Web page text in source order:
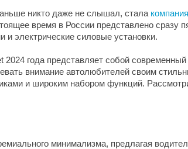
никто даже не слышал, стала
время в России представлено сразу
и электрические силовые установки.
2024 года представляет собой
внимание автолюбителей своим
и широким набором функций.
минимализма, предлагая